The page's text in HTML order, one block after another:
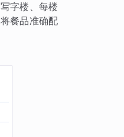
字楼、每楼
餐品准确配